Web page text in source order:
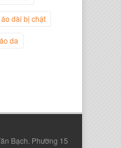
Potato
áo dài bị chật
da
Bạch. Phường 15